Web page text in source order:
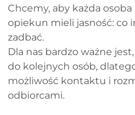
Chcemy, aby każda
opiekun mieli jasność: co
zadbać.
Dla nas bardzo ważne
do kolejnych osób,
możliwość kontaktu i
odbiorcami.